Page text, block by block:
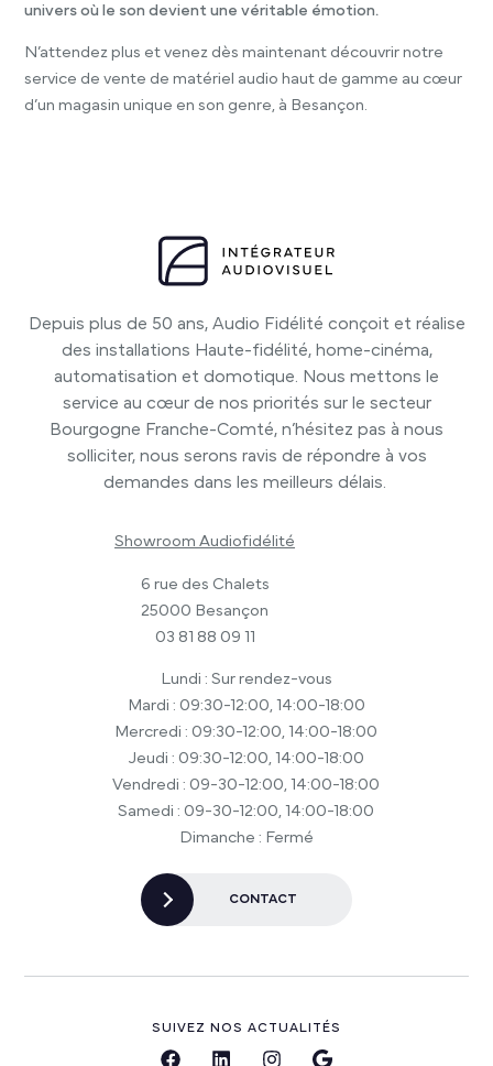
univers où le son devient une véritable émotion.
N’attendez plus et venez dès maintenant découvrir notre
service de vente de matériel audio haut de gamme au cœur
d’un magasin unique en son genre, à Besançon.
Depuis plus de 50 ans, Audio Fidélité conçoit et réalise
des installations Haute-fidélité, home-cinéma,
automatisation et domotique. Nous mettons le
service au cœur de nos priorités sur le secteur
Bourgogne Franche-Comté, n’hésitez pas à nous
solliciter, nous serons ravis de répondre à vos
demandes dans les meilleurs délais.
Showroom Audiofidélité
6 rue des Chalets
25000 Besançon
03 81 88 09 11
Lundi : Sur rendez-vous
Mardi : 09:30-12:00, 14:00-18:00
Mercredi : 09:30-12:00, 14:00-18:00
Jeudi : 09:30-12:00, 14:00-18:00
Vendredi : 09-30-12:00, 14:00-18:00
Samedi : 09-30-12:00, 14:00-18:00
Dimanche : Fermé
CONTACT
SUIVEZ NOS ACTUALITÉS